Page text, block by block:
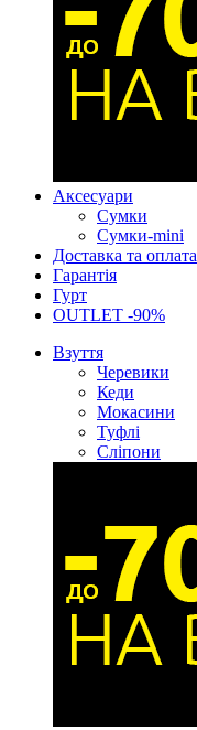
Аксесуари
Сумки
Сумки-mini
Доставка та оплата
Гарантія
Гурт
OUTLET -90%
Взуття
Черевики
Кеди
Мокасини
Туфлі
Сліпони